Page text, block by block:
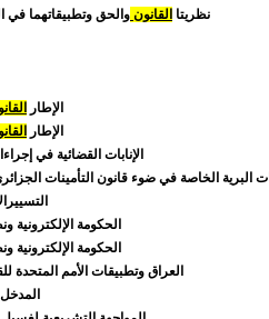
نظريتا القانون والحق وتطبيقاتهما في
الإطار
الإطار
الإنابات القضائية في
البرية الخاصة في ضوء قانون التأمينات الجزائري
الحكومة الإلكترونية
الحكومة الإلكترونية
العراق وتطبيقات الأمم المتحدة للقانون